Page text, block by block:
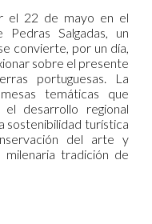
el 22 de mayo en el
Salgadas, un
convierte, por un día,
sobre el presente
portuguesas. La
temáticas que
desarrollo regional
sostenibilidad turística
del arte y
tradición de